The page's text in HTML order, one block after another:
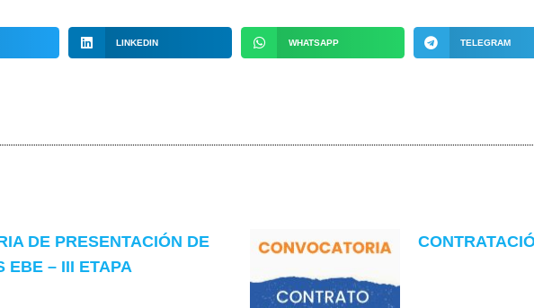
LINKEDIN WHATSAPP TELEGRAM
DE PRESENTACIÓN DE
EBE – III ETAPA